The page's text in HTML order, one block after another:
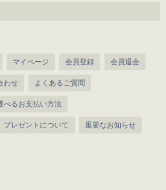
マイページ 会員登録 会員退会
わせ よくあるご質問
べるお支払い方法
プレゼントについて 重要なお知らせ